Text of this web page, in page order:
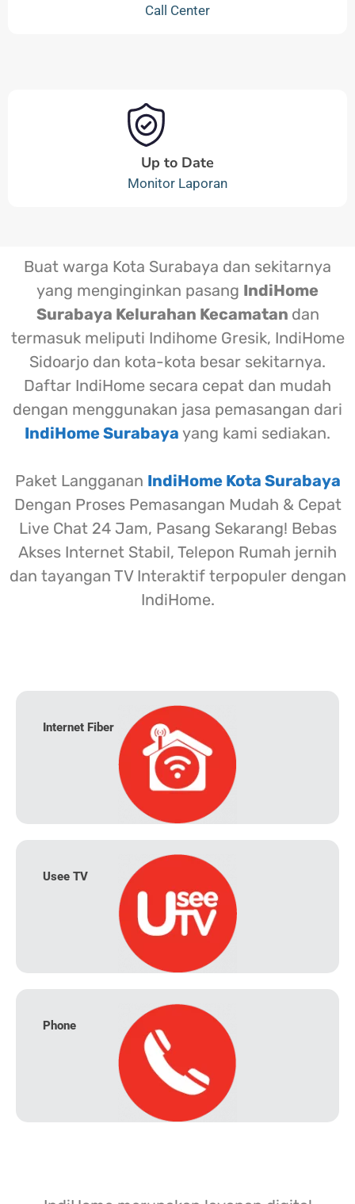
Call Center
Up to Date
Monitor Laporan
Buat warga Kota Surabaya dan sekitarnya
yang menginginkan pasang IndiHome
Surabaya Kelurahan Kecamatan dan
termasuk meliputi Indihome Gresik, IndiHome
Sidoarjo dan kota-kota besar sekitarnya.
Daftar IndiHome secara cepat dan mudah
dengan menggunakan jasa pemasangan dari
IndiHome Surabaya yang kami sediakan.
Paket Langganan IndiHome Kota Surabaya
Dengan Proses Pemasangan Mudah & Cepat
Live Chat 24 Jam, Pasang Sekarang! Bebas
Akses Internet Stabil, Telepon Rumah jernih
dan tayangan TV Interaktif terpopuler dengan
IndiHome.
Internet Fiber
Usee TV
Phone